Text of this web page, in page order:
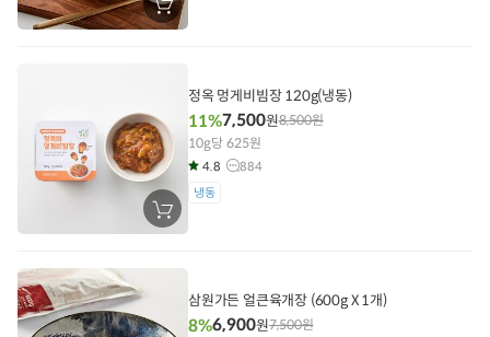
장
바
장
바
정옥 멍게비빔장 120g(냉동)
11%7,500원8,500원
10g당 625원
4.8
884
냉동
삼원가든 얼큰육개장 (600g X 1개)
8%6,900원7,500원